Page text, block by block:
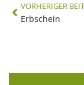
VORHERIGER
Erbschein